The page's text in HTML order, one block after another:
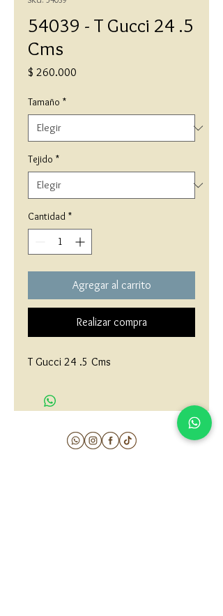
54039 - T Gucci 24 .5
Cms
$ 260.000
Tamaño *
Tejido *
Cantidad *
Agregar al carrito
Realizar compra
T Gucci 24 .5 Cms